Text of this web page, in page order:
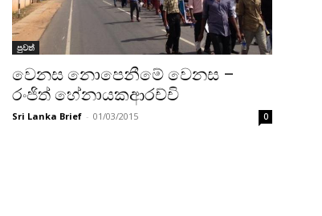
පුවත්
වෙනස නොපෙනීමේ වෙනස –
රංජිත් හේනායකආරච්චි
Sri Lanka Brief - 01/03/2015 0